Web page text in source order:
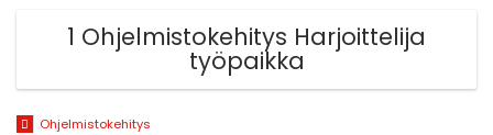
1 Ohjelmistokehitys Harjoittelija
työpaikka
Ohjelmistokehitys